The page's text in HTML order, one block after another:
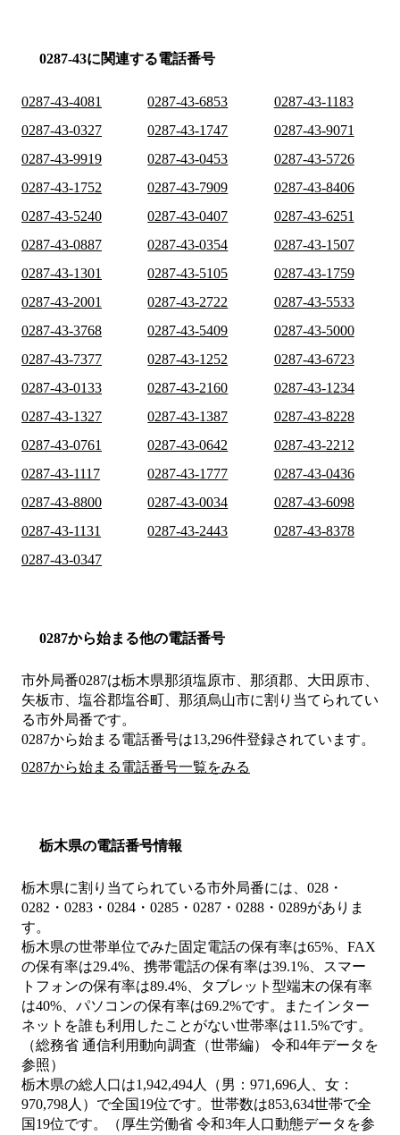
0287-43に関連する電話番号
0287-43-4081 0287-43-6853
0287-43-1183
0287-43-0327
0287-43-1747
0287-43-9071
0287-43-9919
0287-43-0453
0287-43-5726
0287-43-1752
0287-43-7909
0287-43-8406
0287-43-5240
0287-43-0407
0287-43-6251
0287-43-0887
0287-43-0354
0287-43-1507
0287-43-1301
0287-43-5105
0287-43-1759
0287-43-2001
0287-43-2722
0287-43-5533
0287-43-3768
0287-43-5409
0287-43-5000
0287-43-7377
0287-43-1252
0287-43-6723
0287-43-0133
0287-43-2160
0287-43-1234
0287-43-1327
0287-43-1387
0287-43-8228
0287-43-0761
0287-43-0642
0287-43-2212
0287-43-1117
0287-43-1777
0287-43-0436
0287-43-8800
0287-43-0034
0287-43-6098
0287-43-1131
0287-43-2443
0287-43-8378
0287-43-0347
0287から始まる他の電話番号
市外局番0287は栃木県那須塩原市、那須郡、大田原市、
矢板市、塩谷郡塩谷町、那須烏山市に割り当てられてい
る市外局番です。
0287から始まる電話番号は13,296件登録されています。
0287から始まる電話番号一覧をみる
栃木県の電話番号情報
栃木県に割り当てられている市外局番には、028・
0282・0283・0284・0285・0287・0288・0289がありま
す。
栃木県の世帯単位でみた固定電話の保有率は65%、FAX
の保有率は29.4%、携帯電話の保有率は39.1%、スマー
トフォンの保有率は89.4%、タブレット型端末の保有率
は40%、パソコンの保有率は69.2%です。またインター
ネットを誰も利用したことがない世帯率は11.5%です。
（総務省 通信利用動向調査（世帯編） 令和4年データを
参照）
栃木県の総人口は1,942,494人（男：971,696人、女：
970,798人）で全国19位です。世帯数は853,634世帯で全
国19位です。（厚生労働省 令和3年人口動態データを参